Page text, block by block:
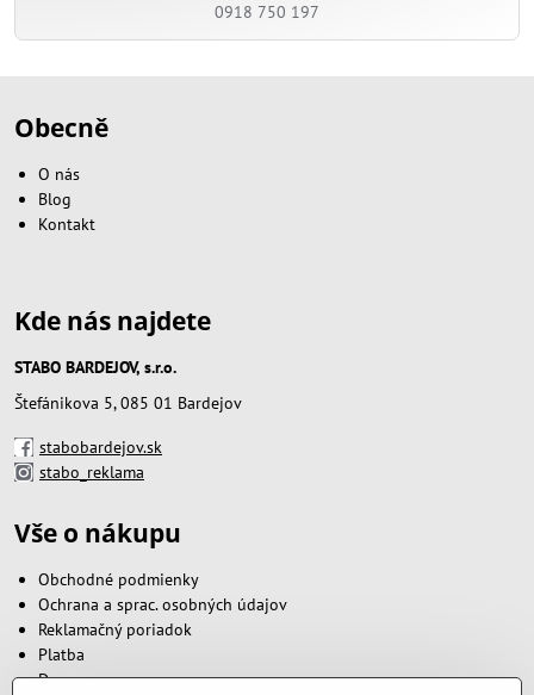
0918 750 197
Obecně
O nás
Blog
Kontakt
Kde nás najdete
STABO BARDEJOV, s.r.o.
Štefánikova 5, 085 01 Bardejov
stabobardejov.sk
stabo_reklama
Vše o nákupu
Obchodné podmienky
Ochrana a sprac. osobných údajov
Reklamačný poriadok
Platba
Doprava